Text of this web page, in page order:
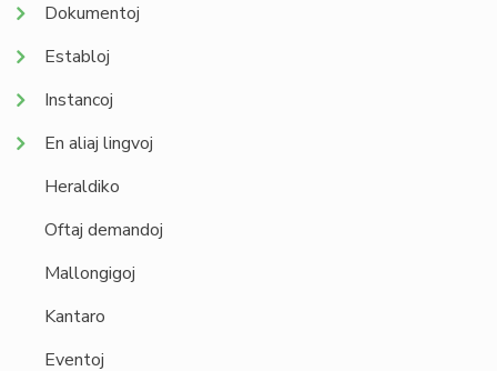
Dokumentoj
Establoj
Instancoj
En aliaj lingvoj
Heraldiko
Oftaj demandoj
Mallongigoj
Kantaro
Eventoj